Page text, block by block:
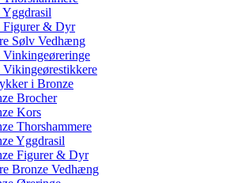
Yggdrasil
Figurer & Dyr
Sølv Vedhæng
Vinkingeøreringe
Vikingeørestikkere
i Bronze
Brocher
Kors
Thorshammere
Yggdrasil
Figurer & Dyr
Bronze Vedhæng